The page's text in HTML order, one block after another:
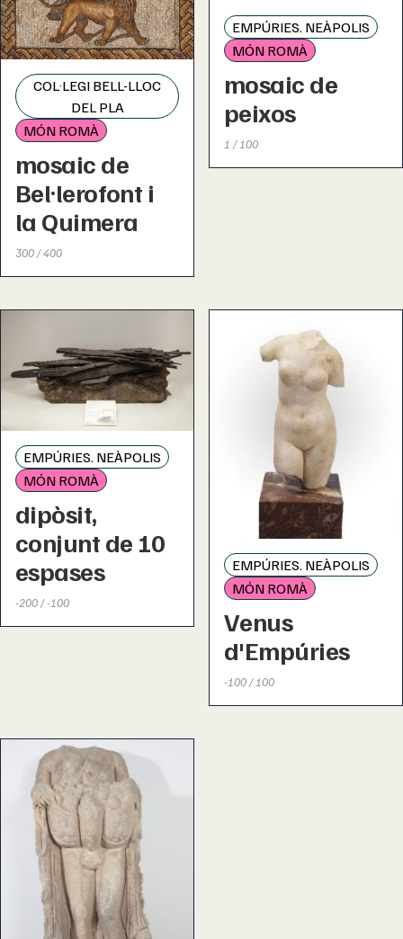
COL·LEGI BELL-LLOC
DEL PLA
MÓN ROMÀ
mosaic de
Bel·lerofont i
la Quimera
300 / 400
EMPÚRIES. NEÀPOLIS
MÓN ROMÀ
mosaic de
peixos
1 / 100
EMPÚRIES. NEÀPOLIS
MÓN ROMÀ
dipòsit,
conjunt de 10
espases
-200 / -100
EMPÚRIES. NEÀPOLIS
MÓN ROMÀ
Venus
d'Empúries
-100 / 100